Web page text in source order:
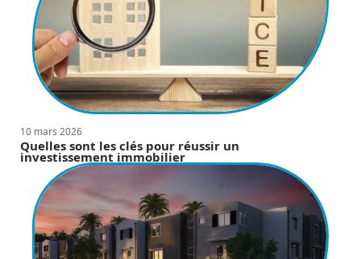
10 mars 2026
Quelles sont les clés pour réussir un
investissement immobilier